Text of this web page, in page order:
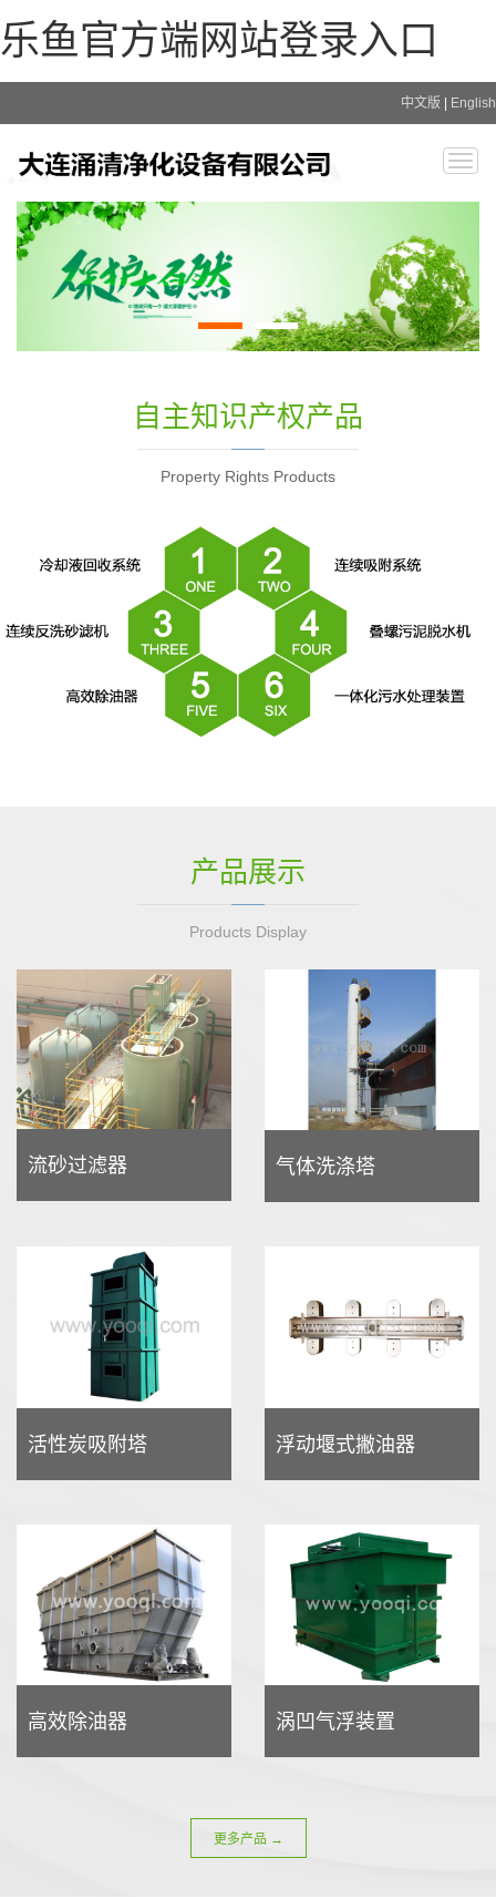
乐鱼官方端网站登录入口
中文版 English
自主知识产权产品
Property Rights Products
产品展示
Products Display
流砂过滤器 气体洗涤塔
活性炭吸附塔 浮动堰式撇油器
高效除油器 涡凹气浮装置
更多产品 →